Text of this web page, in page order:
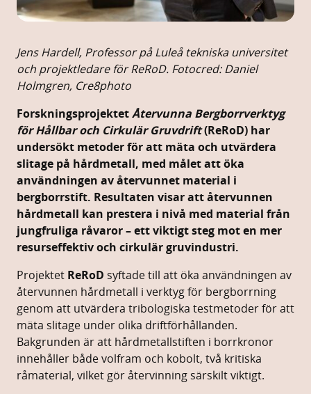
Jens Hardell, Professor på Luleå tekniska universitet
och projektledare för ReRoD. Fotocred: Daniel
Holmgren, Cre8photo
ForskningsprojektetÅtervunna Bergborrverktyg
för Hållbar och Cirkulär Gruvdrift(ReRoD) har
undersökt metoder för att mäta och utvärdera
slitage på hårdmetall, med målet att öka
användningen av återvunnet material i
bergborrstift. Resultaten visar att återvunnen
hårdmetall kan prestera i nivå med material från
jungfruliga råvaror – ett viktigt steg mot en mer
resurseffektiv och cirkulär gruvindustri.
Projektet ReRoD syftade till att öka användningen av
återvunnen hårdmetall i verktyg för bergborrning
genom att utvärdera tribologiska testmetoder för att
mäta slitage under olika driftförhållanden.
Bakgrunden är att hårdmetallstiften i borrkronor
innehåller både volfram och kobolt, två kritiska
råmaterial, vilket gör återvinning särskilt viktigt.